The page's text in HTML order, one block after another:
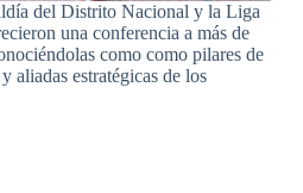
del Distrito Nacional y la Liga
una conferencia a más de
como como pilares de
aliadas estratégicas de los